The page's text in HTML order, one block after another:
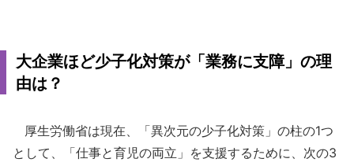
大企業ほど少子化対策が「業務に支障」の理
由は？
厚生労働省は現在、「異次元の少子化対策」の柱の1つ
として、「仕事と育児の両立」を支援するために、次の3